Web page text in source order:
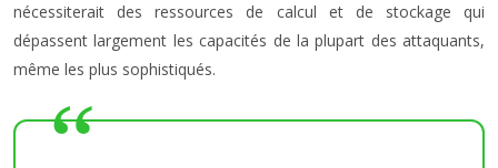
nécessiterait des ressources de calcul et de stockage qui
dépassent largement les capacités de la plupart des attaquants,
même les plus sophistiqués.